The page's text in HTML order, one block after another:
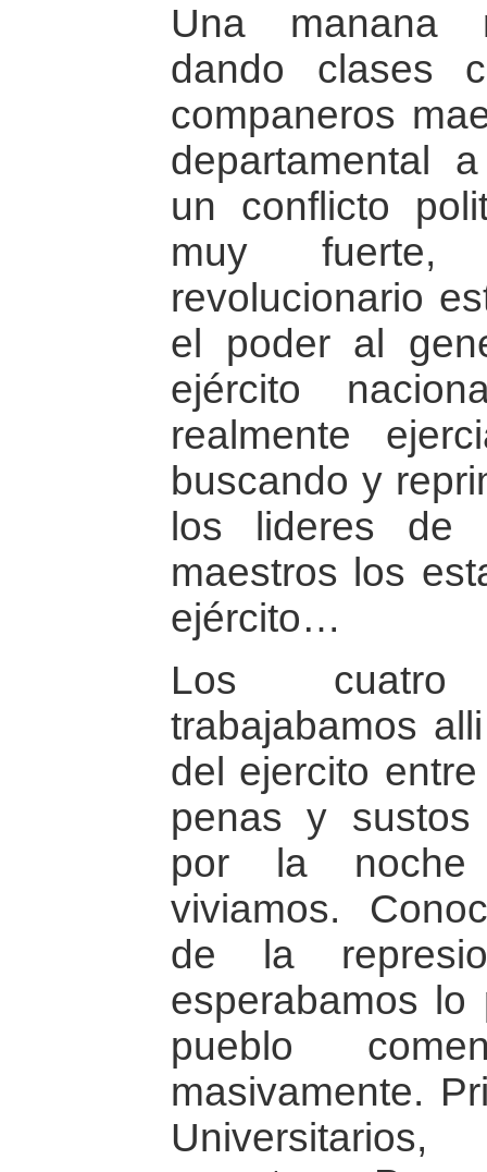
Una manana
dando clases
companeros
departamental
un conflicto
muy
revolucionario
el poder al
ejército
realmente
buscando y
los lideres de
maestros los
ejército…
Los cuatro
trabajabamos
del ejercito
penas y
por la
viviamos.
de la
esperabamos
pueblo
masivamente.